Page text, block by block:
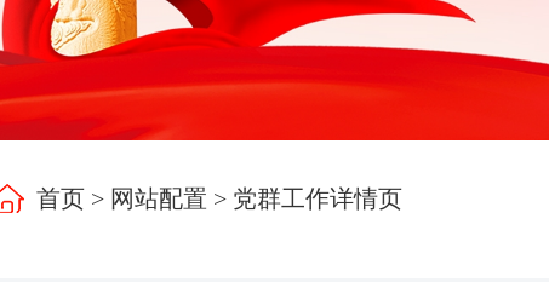
首页 > 网站配置 > 党群工作详情页